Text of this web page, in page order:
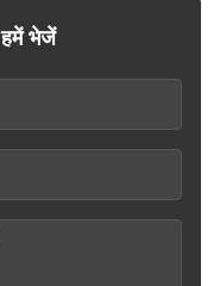
भेजें